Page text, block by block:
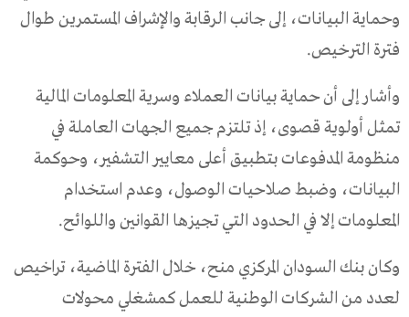
وحماية البيانات، إلى جانب الرقابة والإشراف المستمرين طوال
فترة الترخيص.
وأشار إلى أن حماية بيانات العملاء وسرية المعلومات المالية
تمثل أولوية قصوى، إذ تلتزم جميع الجهات العاملة في
منظومة المدفوعات بتطبيق أعلى معايير التشفير، وحوكمة
البيانات، وضبط صلاحيات الوصول، وعدم استخدام
المعلومات إلا في الحدود التي تجيزها القوانين واللوائح.
وكان بنك السودان المركزي منح، خلال الفترة الماضية، تراخيص
لعدد من الشركات الوطنية للعمل كمشغلي محولات